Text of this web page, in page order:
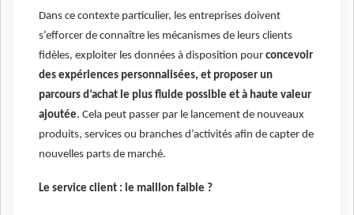
Dans ce contexte particulier, les entreprises doivent
s’efforcer de connaître les mécanismes de leurs clients
fidèles, exploiter les données à disposition pour concevoir
des expériences personnalisées, et proposer un
parcours d’achat le plus fluide possible et à haute valeur
ajoutée. Cela peut passer par le lancement de nouveaux
produits, services ou branches d’activités afin de capter de
nouvelles parts de marché.
Le service client : le maillon faible ?